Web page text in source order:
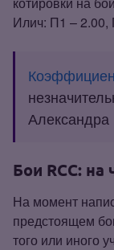
Илич: П1 – 2.00,
Бои RCC: на
На момент
предстоящем
того или иного